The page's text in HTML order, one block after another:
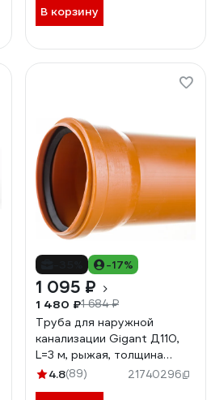
В корзину
-17%
1 095 ₽
1 480 ₽1 684 ₽
Труба для наружной
канализации Gigant Д110,
L=3 м, рыжая, толщина
стенки 3.4 мм, класс
4.8(89) 21740296